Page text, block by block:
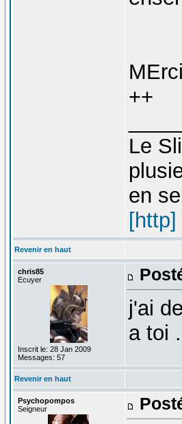
MErci
++
Le
en
[http]
Revenir en haut
chris85
Ecuyer
Inscrit le: 28 Jan 2009
Messages: 57
j'ai
a toi
Revenir en haut
Psychopompos
Seigneur